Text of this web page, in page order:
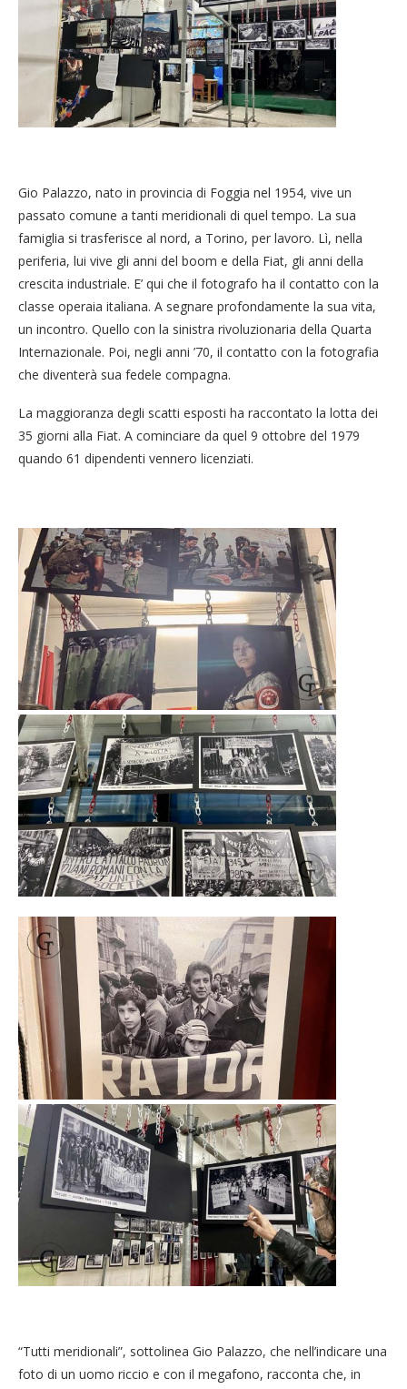
Gio Palazzo, nato in provincia di Foggia nel 1954, vive un
passato comune a tanti meridionali di quel tempo. La sua
famiglia si trasferisce al nord, a Torino, per lavoro. Lì, nella
periferia, lui vive gli anni del boom e della Fiat, gli anni della
crescita industriale. E’ qui che il fotografo ha il contatto con la
classe operaia italiana. A segnare profondamente la sua vita,
un incontro. Quello con la sinistra rivoluzionaria della Quarta
Internazionale. Poi, negli anni ’70, il contatto con la fotografia
che diventerà sua fedele compagna.
La maggioranza degli scatti esposti ha raccontato la lotta dei
35 giorni alla Fiat. A cominciare da quel 9 ottobre del 1979
quando 61 dipendenti vennero licenziati.
“Tutti meridionali”, sottolinea Gio Palazzo, che nell’indicare una
foto di un uomo riccio e con il megafono, racconta che, in